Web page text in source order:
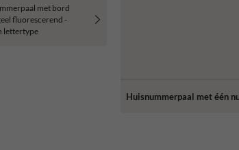
met bord
fluorescerend -
lettertype
Huisnummerpaal met één